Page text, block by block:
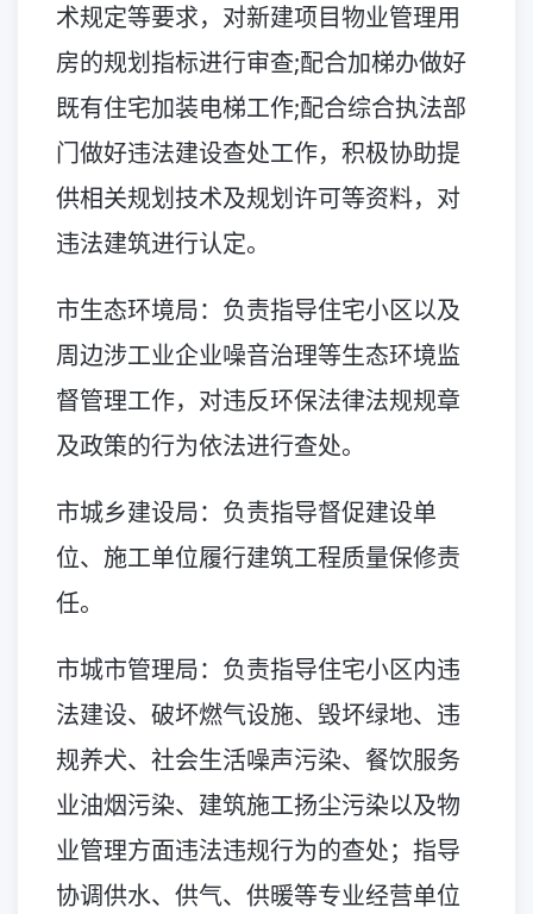
术规定等要求，对新建项目物业管理用
房的规划指标进行审查;配合加梯办做好
既有住宅加装电梯工作;配合综合执法部
门做好违法建设查处工作，积极协助提
供相关规划技术及规划许可等资料，对
违法建筑进行认定。
市生态环境局：负责指导住宅小区以及
周边涉工业企业噪音治理等生态环境监
督管理工作，对违反环保法律法规规章
及政策的行为依法进行查处。
市城乡建设局：负责指导督促建设单
位、施工单位履行建筑工程质量保修责
任。
市城市管理局：负责指导住宅小区内违
法建设、破坏燃气设施、毁坏绿地、违
规养犬、社会生活噪声污染、餐饮服务
业油烟污染、建筑施工扬尘污染以及物
业管理方面违法违规行为的查处；指导
协调供水、供气、供暖等专业经营单位